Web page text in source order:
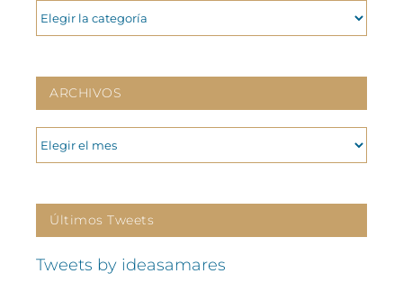
CATEGORIAS
ARCHIVOS
ARCHIVOS
Últimos Tweets
Tweets by ideasamares